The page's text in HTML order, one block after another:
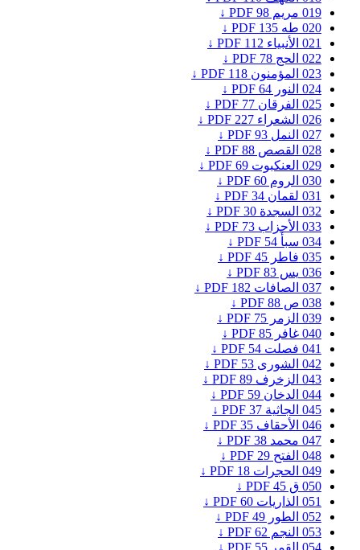
019 مريم 98
PDF ↓
020 طه 135
PDF ↓
021 الأنبياء 112
PDF ↓
022 الحج 78
PDF ↓
023 المؤمنون 118
PDF ↓
024 النور 64
PDF ↓
025 الفرقان 77
PDF ↓
026 الشعراء 227
PDF ↓
027 النمل 93
PDF ↓
028 القصص 88
PDF ↓
029 العنكبوت 69
PDF ↓
030 الروم 60
PDF ↓
031 لقمان 34
PDF ↓
032 السجدة 30
PDF ↓
033 الأحزاب 73
PDF ↓
034 سبأ 54
PDF ↓
035 فاطر 45
PDF ↓
036 يس 83
PDF ↓
037 الصافات 182
PDF ↓
038 ص 88
PDF ↓
039 الزمر 75
PDF ↓
040 غافر 85
PDF ↓
041 فصلت 54
PDF ↓
042 الشورى 53
PDF ↓
043 الزخرف 89
PDF ↓
044 الدخان 59
PDF ↓
045 الجاثية 37
PDF ↓
046 الأحقاف 35
PDF ↓
047 محمد 38
PDF ↓
048 الفتح 29
PDF ↓
049 الحجرات 18
PDF ↓
050 ق 45
PDF ↓
051 الذاريات 60
PDF ↓
052 الطور 49
PDF ↓
053 النجم 62
PDF ↓
054 القمر 55
PDF ↓